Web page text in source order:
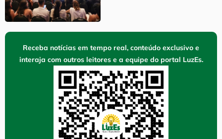
Receba notícias em tempo real, conteúdo exclusivo e
interaja com outros leitores e a equipe do portal LuzEs.